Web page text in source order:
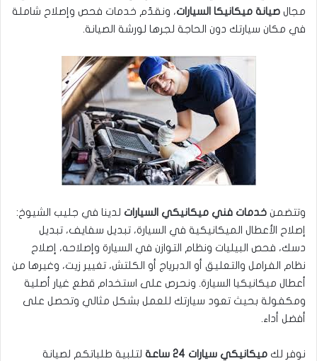
مجال صيانة ميكانيكا السيارات، ونقدّم خدمات فحص وإصلاح شاملة
في مكان سيارتك دون الحاجة لجرها لورشة الصيانة.
وتتضمن خدمات فني ميكانيكي السيارات لدينا في جليب الشيوخ:
إصلاح الأعطال الميكانيكية في السيارة، تبديل سفايف، تبديل
دسك، فحص البيليات ونظام التوازن في السيارة وإصلاحه، إصلاح
نظام الفرامل والتعليق أو الدبرياج أو الكلتش، تغيير زيت، وغيرها من
أعطال ميكانيكيا السيارة. ونحرص على استخدام قطع غيار أصلية
ومكفولة بحيث تعود سيارتك للعمل بشكل مثالي وتحصل على
أفضل أداء.
نوفر لك ميكانيكي سيارات 24 ساعة
لتلبية طلباتكم لصيانة